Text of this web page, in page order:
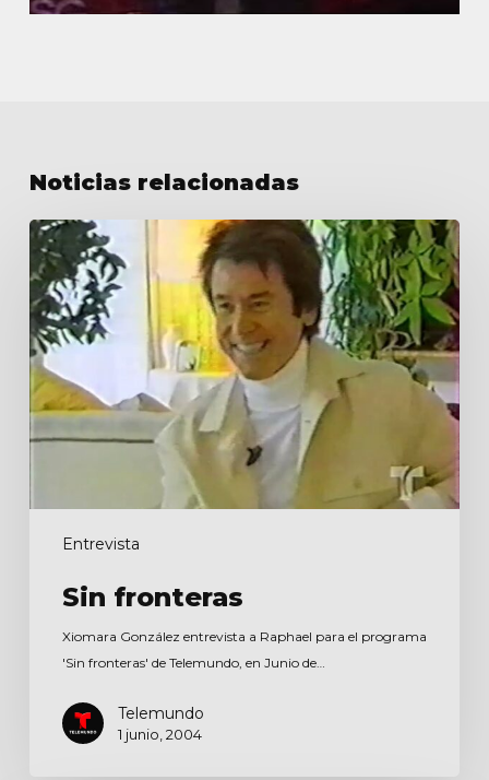
Noticias relacionadas
Entrevista
Sin
fronteras
Sin fronteras
Xiomara González entrevista a Raphael para el programa
'Sin fronteras' de Telemundo, en Junio de…
Telemundo
1 junio, 2004